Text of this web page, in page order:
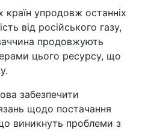
країн упродовж останніх
від російського газу,
продовжують
цього ресурсу, що
забезпечити
щодо постачання
виникнуть проблеми з